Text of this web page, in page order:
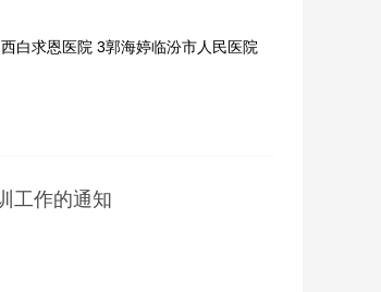
白求恩医院 3郭海婷临汾市人民医院
工作的通知